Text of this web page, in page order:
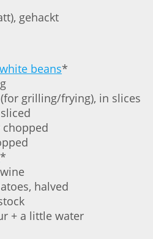
gehackt
beans*
grilling/frying), in slices
chopped
*
halved
+ a little water